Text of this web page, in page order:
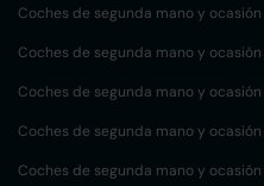
Coches de segunda mano y ocasión
Coches de segunda mano y ocasión
Coches de segunda mano y ocasión
Coches de segunda mano y ocasión
Coches de segunda mano y ocasión